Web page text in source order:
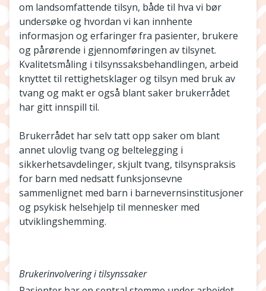
om landsomfattende tilsyn, både til hva vi bør
undersøke og hvordan vi kan innhente
informasjon og erfaringer fra pasienter, brukere
og pårørende i gjennomføringen av tilsynet.
Kvalitetsmåling i tilsynssaksbehandlingen, arbeid
knyttet til rettighetsklager og tilsyn med bruk av
tvang og makt er også blant saker brukerrådet
har gitt innspill til.
Brukerrådet har selv tatt opp saker om blant
annet ulovlig tvang og beltelegging i
sikkerhetsavdelinger, skjult tvang, tilsynspraksis
for barn med nedsatt funksjonsevne
sammenlignet med barn i barnevernsinstitusjoner
og psykisk helsehjelp til mennesker med
utviklingshemming.
Brukerinvolvering i tilsynssaker